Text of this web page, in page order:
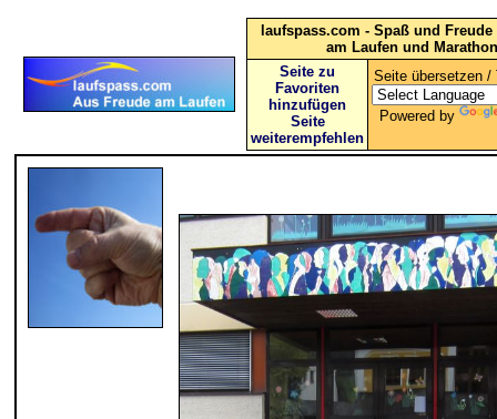
laufspass.com - Spaß und
am Laufen und Marathon
Seite zu
Favoriten
hinzufügen
Seite
weiterempfehlen
Seite übersetzen /
Powered by